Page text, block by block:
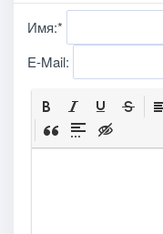
Имя:*
E-Mail: